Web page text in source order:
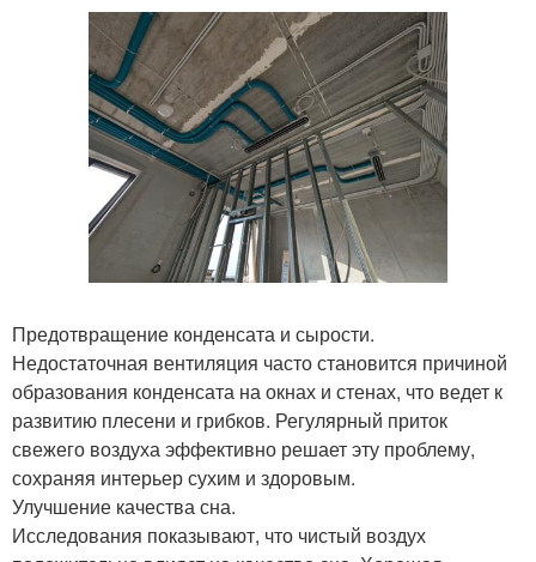
Предотвращение конденсата и сырости.
Недостаточная вентиляция часто становится причиной
образования конденсата на окнах и стенах, что ведет к
развитию плесени и грибков. Регулярный приток
свежего воздуха эффективно решает эту проблему,
сохраняя интерьер сухим и здоровым.
Улучшение качества сна.
Исследования показывают, что чистый воздух